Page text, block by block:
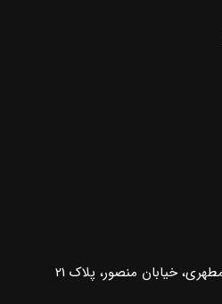
خیابان منصور، پلاک 21